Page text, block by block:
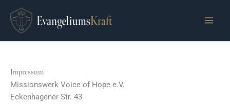
Inhalt
springen
Impressum
Missionswerk Voice of Hope e.V.
Eckenhagener Str. 43